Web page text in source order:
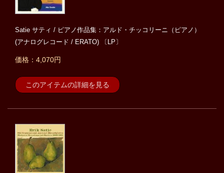
Satie サティ / ピアノ作品集：アルド・チッコリーニ（ピアノ）
(アナログレコード / ERATO) 〔LP〕
価格：4,070円
このアイテムの詳細を見る